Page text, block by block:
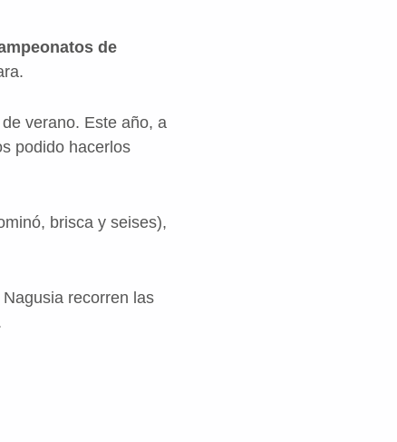
de
verano. Este año, a
podido hacerlos
brisca y seises),
recorren las